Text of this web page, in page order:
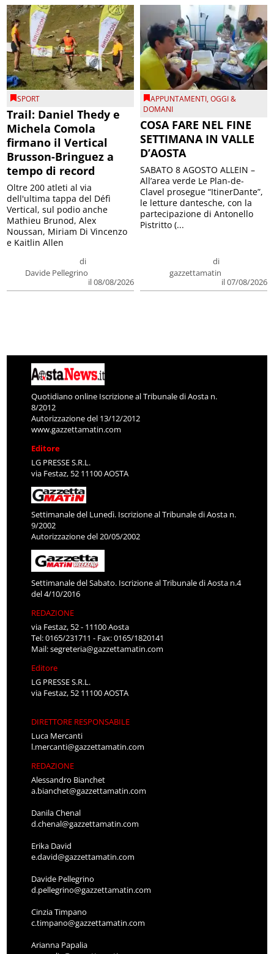
SPORT
Trail: Daniel Thedy e
Michela Comola
firmano il Vertical
Brusson-Bringuez a
tempo di record
di
Davide Pellegrino
il 08/08/2026
Oltre 200 atleti al via
dell'ultima tappa del Défì
Vertical, sul podio anche
Mathieu Brunod, Alex
Noussan, Miriam Di Vincenzo
e Kaitlin Allen
APPUNTAMENTI,OGGI &
DOMANI
COSA FARE NEL FINE
SETTIMANA IN VALLE
D’AOSTA
di
gazzettamatin
il 07/08/2026
SABATO 8 AGOSTO ALLEIN –
All’area verde Le Plan-de-
Clavel prosegue “ItinerDante”,
le letture dantesche, con la
partecipazione di Antonello
Pistritto (...
Quotidiano online Iscrizione al Tribunale di Aosta n.
8/2012
Autorizzazione del 13/12/2012
www.gazzettamatin.com
Editore
LG PRESSE S.R.L.
via Festaz, 52 11100 AOSTA
Settimanale del Lunedì. Iscrizione al Tribunale di Aosta n.
9/2002
Autorizzazione del 20/05/2002
Settimanale del Sabato. Iscrizione al Tribunale di Aosta n.4
del 4/10/2016
REDAZIONE
via Festaz, 52 - 11100 Aosta
Tel: 0165/231711 - Fax: 0165/1820141
Mail:segreteria@gazzettamatin.com
Editore
LG PRESSE S.R.L.
via Festaz, 52 11100 AOSTA
DIRETTORE RESPONSABILE
Luca Mercanti
l.mercanti@gazzettamatin.com
REDAZIONE
Alessandro Bianchet
a.bianchet@gazzettamatin.com
Danila Chenal
d.chenal@gazzettamatin.com
Erika David
e.david@gazzettamatin.com
Davide Pellegrino
d.pellegrino@gazzettamatin.com
Cinzia Timpano
c.timpano@gazzettamatin.com
Arianna Papalia